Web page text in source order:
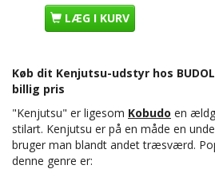
LÆG I KURV
Køb dit Kenjutsu-udstyr hos
billig pris
"Kenjutsu" er ligesom Kobudo en
stilart. Kenjutsu er på en måde en
bruger man blandt andet træsværd.
denne genre er: